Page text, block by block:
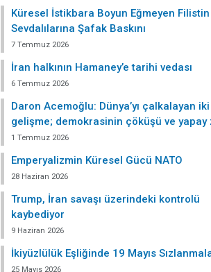
Küresel İstikbara Boyun Eğmeyen Filistin
Sevdalılarına Şafak Baskını
7 Temmuz 2026
İran halkının Hamaney’e tarihi vedası
6 Temmuz 2026
Daron Acemoğlu: Dünya’yı çalkalayan iki
gelişme; demokrasinin çöküşü ve yapay
1 Temmuz 2026
Emperyalizmin Küresel Gücü NATO
28 Haziran 2026
Trump, İran savaşı üzerindeki kontrolü
kaybediyor
9 Haziran 2026
İkiyüzlülük Eşliğinde 19 Mayıs
25 Mayıs 2026